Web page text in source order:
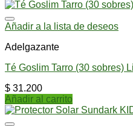
Añadir a la lista de deseos
Adelgazante
Té Goslim Tarro (30 sobres)
$ 31.200
Añadir al carrito